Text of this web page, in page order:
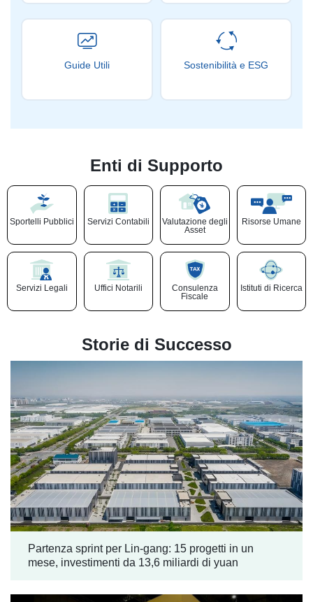
Guide Utili Sostenibilità e ESG
Enti di Supporto
Sportelli Pubblici Servizi Contabili
Valutazione degli
Asset
Risorse Umane
Servizi Legali Uffici Notarili
Consulenza
Fiscale
Istituti di Ricerca
Storie di Successo
Partenza sprint per Lin-gang: 15 progetti in un
mese, investimenti da 13,6 miliardi di yuan